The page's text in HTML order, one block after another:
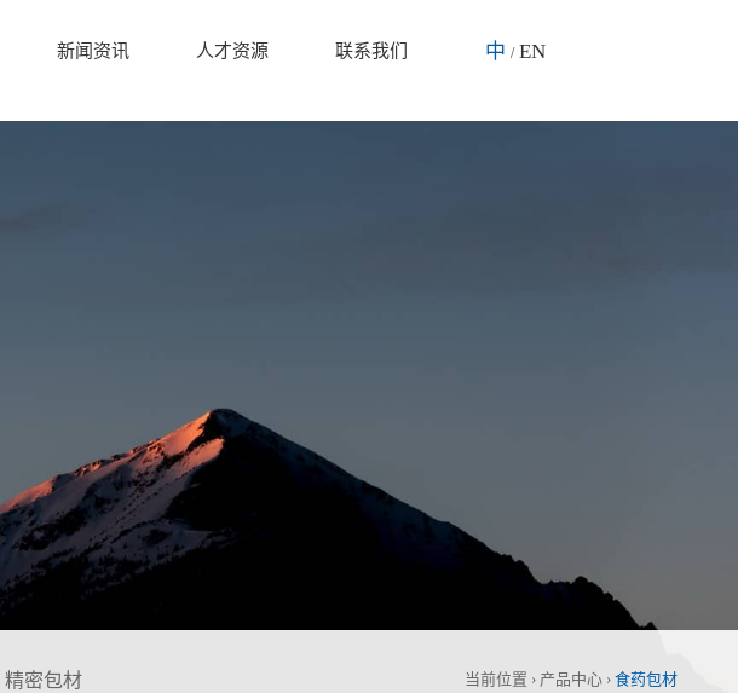
新闻资讯 人才资源 联系我们 中 / EN
精密包材 当前位置 › 产品中心 › 食药包材